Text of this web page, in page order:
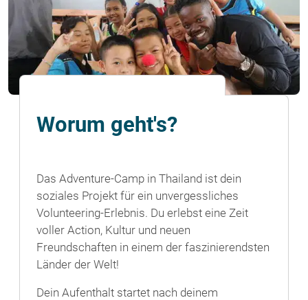
Worum geht's?
Das Adventure-Camp in Thailand ist dein
soziales Projekt für ein unvergessliches
Volunteering-Erlebnis. Du erlebst eine Zeit
voller Action, Kultur und neuen
Freundschaften in einem der faszinierendsten
Länder der Welt!
Dein Aufenthalt startet nach deinem